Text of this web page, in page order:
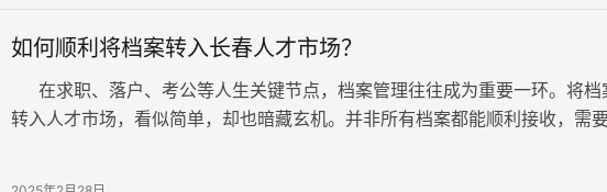
如何顺利将档案转入长春人才市场？
在求职、落户、考公等人生关键节点，档案管理往往成为重要一环。将档
转入人才市场，看似简单，却也暗藏玄机。并非所有档案都能顺利接收，需